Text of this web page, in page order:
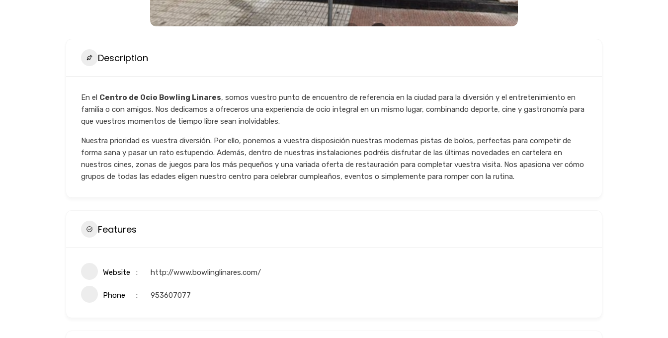
Description
En el Centro de Ocio Bowling Linares, somos vuestro punto de encuentro de referencia en la ciudad para la diversión y el entretenimiento en
familia o con amigos. Nos dedicamos a ofreceros una experiencia de ocio integral en un mismo lugar, combinando deporte, cine y gastronomía para
que vuestros momentos de tiempo libre sean inolvidables.
Nuestra prioridad es vuestra diversión. Por ello, ponemos a vuestra disposición nuestras modernas pistas de bolos, perfectas para competir de
forma sana y pasar un rato estupendo. Además, dentro de nuestras instalaciones podréis disfrutar de las últimas novedades en cartelera en
nuestros cines, zonas de juegos para los más pequeños y una variada oferta de restauración para completar vuestra visita. Nos apasiona ver cómo
grupos de todas las edades eligen nuestro centro para celebrar cumpleaños, eventos o simplemente para romper con la rutina.
Features
Website http://www.bowlinglinares.com/
Phone 953607077